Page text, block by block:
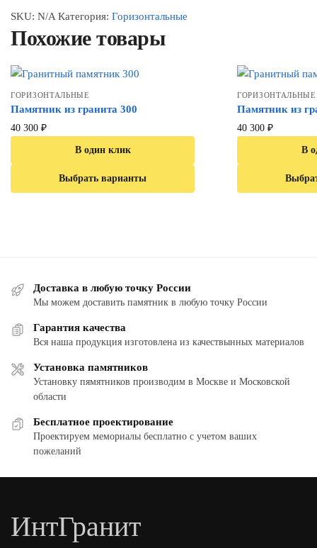
SKU: N/A Категория: Горизонтальные
Похожие товары
ГОРИЗОНТАЛЬНЫЕ
Памятник из гранита 300
40 300 ₽
В один клик
Выбрать варианты
ГОРИЗОНТАЛЬНЫЕ
Памятник из
40 300 ₽
В
Доставка в любую точку России
Мы можем доставить памятник в любую точку России
Гарантия качества
Вся наша продукция изготовлена из качествынных материалов
Установка памятников
Установку пямятников производим в Москве и Московской
области
Бесплатное проектирование
Проектируем мемориалы бесплатно с учетом ваших
пожеланий
ИнтГранит